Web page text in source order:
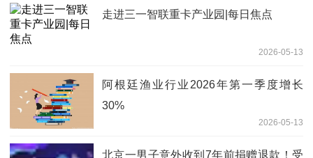
走进三一智联重卡产业园|每日焦点
2026-05-13
阿根廷渔业行业2026年第一季度增长
30%
2026-05-13
北京一男子意外收到7年前捐赠退款！受